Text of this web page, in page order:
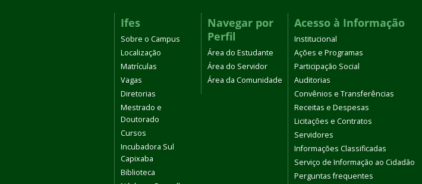
Ifes
Sobre o Campus
Localização
Matrículas
Vagas
Diretorias
Mestrado e
Doutorado
Cursos
Incubadora Sul
Capixaba
Biblioteca
Navegar por
Perfil
Área do Estudante
Área do Servidor
Área da Comunidade
Acesso à Informação
Institucional
Ações e Programas
Participação Social
Auditorias
Convênios e Transferências
Receitas e Despesas
Licitações e Contratos
Servidores
Informações Classificadas
Serviço de Informação ao Cidadão
Perguntas frequentes